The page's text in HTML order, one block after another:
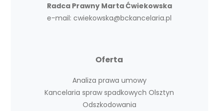
Radca Prawny Marta Ćwiekowska
e-mail:cwiekowska@bckancelaria.pl
Oferta
Analiza prawa umowy
Kancelaria spraw spadkowych Olsztyn
Odszkodowania